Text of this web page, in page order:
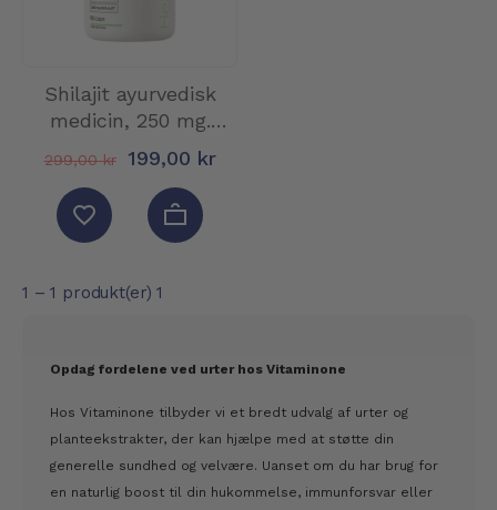
Shilajit ayurvedisk
medicin, 250 mg.
Vegansk, 9...
299,00 kr 199,00 kr
1 – 1 produkt(er) 1
Opdag fordelene ved urter hos Vitaminone
Hos Vitaminone tilbyder vi et bredt udvalg af urter og
planteekstrakter, der kan hjælpe med at støtte din
generelle sundhed og velvære. Uanset om du har brug for
en naturlig boost til din hukommelse, immunforsvar eller